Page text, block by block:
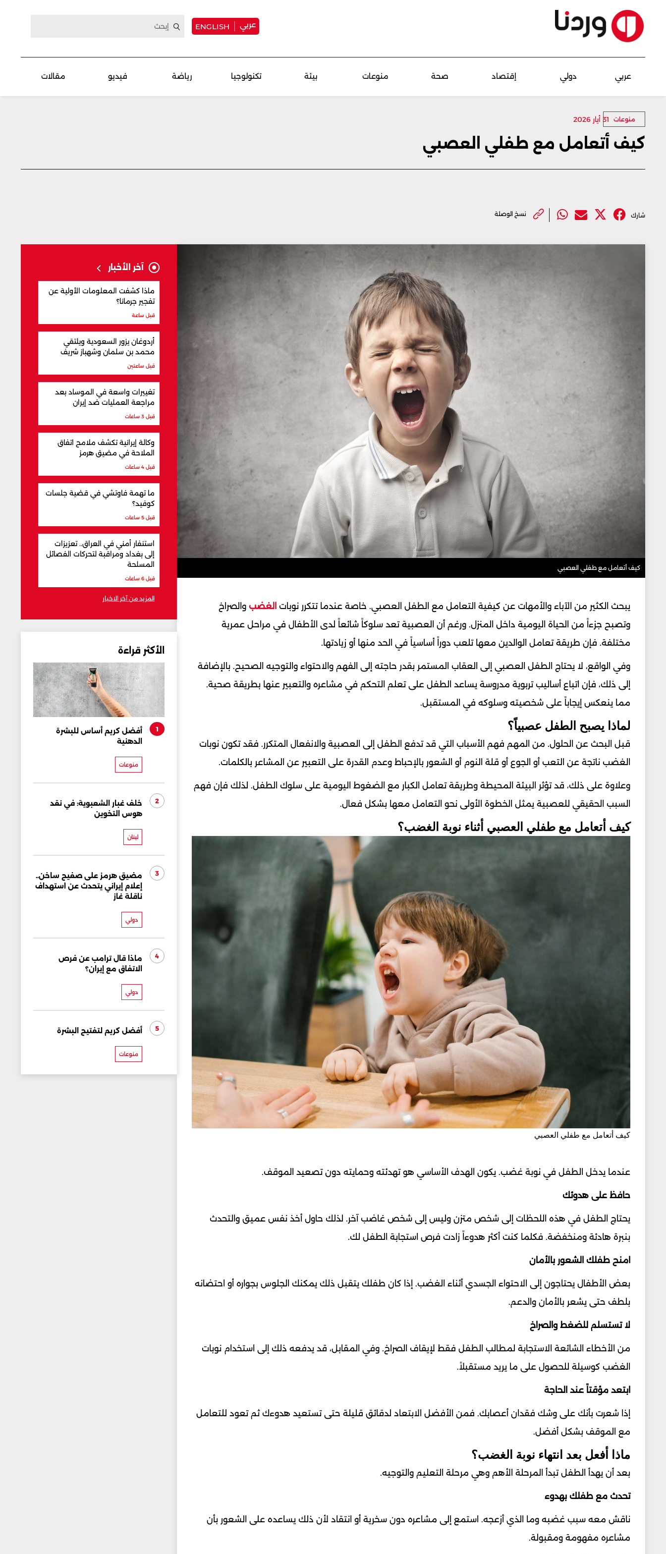
عربي ENGLISH
عربي دولي إقتصاد صحة منوعات بيئة تكنولوجيا رياضة فيديو مقالات
منوعات 31 أيار 2026
كيف أتعامل مع طفلي العصبي
شارك نسخ الوصلة
كيف أتعامل مع طفلي العصبي
يبحث الكثير من الآباء والأمهات عن كيفية التعامل مع الطفل العصبي. خاصة عندما تتكرر نوبات الغضب والصراخ
وتصبح جزءاً من الحياة اليومية داخل المنزل. ورغم أن العصبية تعد سلوكاً شائعاً لدى الأطفال في مراحل عمرية
مختلفة. فإن طريقة تعامل الوالدين معها تلعب دوراً أساسياً في الحد منها أو زيادتها.
وفي الواقع، لا يحتاج الطفل العصبي إلى العقاب المستمر بقدر حاجته إلى الفهم والاحتواء والتوجيه الصحيح. بالإضافة
إلى ذلك، فإن اتباع أساليب تربوية مدروسة يساعد الطفل على تعلم التحكم في مشاعره والتعبير عنها بطريقة صحية.
مما ينعكس إيجاباً على شخصيته وسلوكه في المستقبل.
لماذا يصبح الطفل عصبياً؟
قبل البحث عن الحلول. من المهم فهم الأسباب التي قد تدفع الطفل إلى العصبية والانفعال المتكرر. فقد تكون نوبات
الغضب ناتجة عن التعب أو الجوع أو قلة النوم أو الشعور بالإحباط وعدم القدرة على التعبير عن المشاعر بالكلمات.
وعلاوة على ذلك، قد تؤثر البيئة المحيطة وطريقة تعامل الكبار مع الضغوط اليومية على سلوك الطفل. لذلك فإن فهم
السبب الحقيقي للعصبية يمثل الخطوة الأولى نحو التعامل معها بشكل فعال.
كيف أتعامل مع طفلي العصبي أثناء نوبة الغضب؟
كيف أتعامل مع طفلي العصبي
عندما يدخل الطفل في نوبة غضب. يكون الهدف الأساسي هو تهدئته وحمايته دون تصعيد الموقف.
حافظ على هدوئك
يحتاج الطفل في هذه اللحظات إلى شخص متزن وليس إلى شخص غاضب آخر. لذلك حاول أخذ نفس عميق والتحدث
بنبرة هادئة ومنخفضة. فكلما كنت أكثر هدوءاً زادت فرص استجابة الطفل لك.
امنح طفلك الشعور بالأمان
بعض الأطفال يحتاجون إلى الاحتواء الجسدي أثناء الغضب. إذا كان طفلك يتقبل ذلك يمكنك الجلوس بجواره أو احتضانه
بلطف حتى يشعر بالأمان والدعم.
لا تستسلم للضغط والصراخ
من الأخطاء الشائعة الاستجابة لمطالب الطفل فقط لإيقاف الصراخ. وفي المقابل، قد يدفعه ذلك إلى استخدام نوبات
الغضب كوسيلة للحصول على ما يريد مستقبلاً.
ابتعد مؤقتاً عند الحاجة
إذا شعرت بأنك على وشك فقدان أعصابك. فمن الأفضل الابتعاد لدقائق قليلة حتى تستعيد هدوءك ثم تعود للتعامل
مع الموقف بشكل أفضل.
ماذا أفعل بعد انتهاء نوبة الغضب؟
بعد أن يهدأ الطفل تبدأ المرحلة الأهم وهي مرحلة التعليم والتوجيه.
تحدث مع طفلك بهدوء
ناقش معه سبب غضبه وما الذي أزعجه. استمع إلى مشاعره دون سخرية أو انتقاد لأن ذلك يساعده على الشعور بأن
مشاعره مفهومة ومقبولة.
آخر الأخبار
ماذا كشفت المعلومات الأولية عن
تفجير جرمانا؟
قبل ساعة
أردوغان يزور السعودية ويلتقي
محمد بن سلمان وشهباز شريف
قبل ساعتين
تغييرات واسعة في الموساد بعد
مراجعة العمليات ضد إيران
قبل 3 ساعات
وكالة إيرانية تكشف ملامح اتفاق
الملاحة في مضيق هرمز
قبل 4 ساعات
ما تهمة فاوتشي في قضية جلسات
كوفيد؟
قبل 5 ساعات
استنفار أمني في العراق.. تعزيزات
إلى بغداد ومراقبة لتحركات الفصائل
المسلحة
قبل 6 ساعات
المزيد من آخر الاخبار
الأكثر قراءة
1
أفضل كريم أساس للبشرة
الدهنية
منوعات
2
خلف غبار الشعبوية: في نقد
هوس التخوين
لبنان
3
مضيق هرمز على صفيح ساخن..
إعلام إيراني يتحدث عن استهداف
ناقلة غاز
دولي
4
ماذا قال ترامب عن فرص
الاتفاق مع إيران؟
دولي
5 أفضل كريم لتفتيح البشرة
منوعات